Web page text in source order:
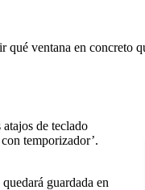
qué ventana en concreto
de teclado
temporizador’.
guardada en